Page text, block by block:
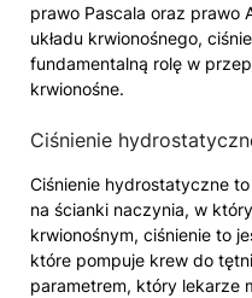
prawo Pascala oraz prawo
układu krwionośnego,
fundamentalną rolę w
krwionośne.
Ciśnienie
Ciśnienie hydrostatyczne
na ścianki naczynia, w
krwionośnym, ciśnienie to
które pompuje krew do
parametrem, który lekarze